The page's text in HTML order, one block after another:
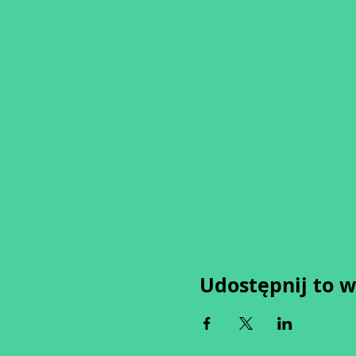
Udostępnij to